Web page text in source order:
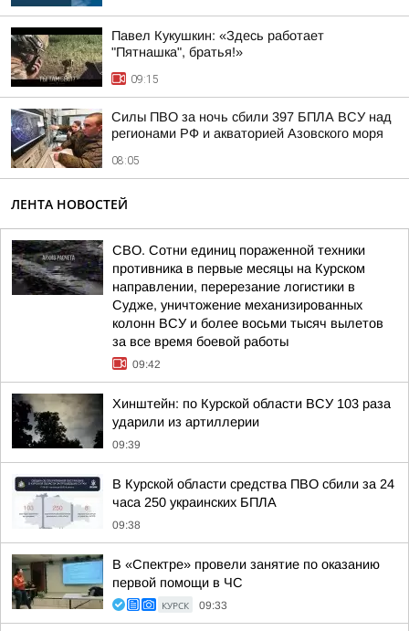
Павел Кукушкин: «Здесь работает
"Пятнашка", братья!»
09:15
Силы ПВО за ночь сбили 397 БПЛА ВСУ над
регионами РФ и акваторией Азовского моря
08:05
ЛЕНТА НОВОСТЕЙ
СВО. Сотни единиц пораженной техники
противника в первые месяцы на Курском
направлении, перерезание логистики в
Судже, уничтожение механизированных
колонн ВСУ и более восьми тысяч вылетов
за все время боевой работы
09:42
Хинштейн: по Курской области ВСУ 103 раза
ударили из артиллерии
09:39
В Курской области средства ПВО сбили за 24
часа 250 украинских БПЛА
09:38
В «Спектре» провели занятие по оказанию
первой помощи в ЧС
КУРСК 09:33